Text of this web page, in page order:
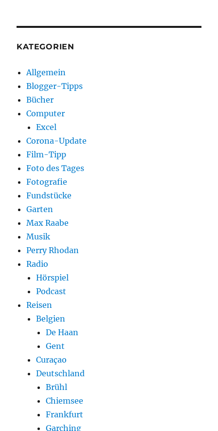
KATEGORIEN
Allgemein
Blogger-Tipps
Bücher
Computer
Excel
Corona-Update
Film-Tipp
Foto des Tages
Fotografie
Fundstücke
Garten
Max Raabe
Musik
Perry Rhodan
Radio
Hörspiel
Podcast
Reisen
Belgien
De Haan
Gent
Curaçao
Deutschland
Brühl
Chiemsee
Frankfurt
Garching